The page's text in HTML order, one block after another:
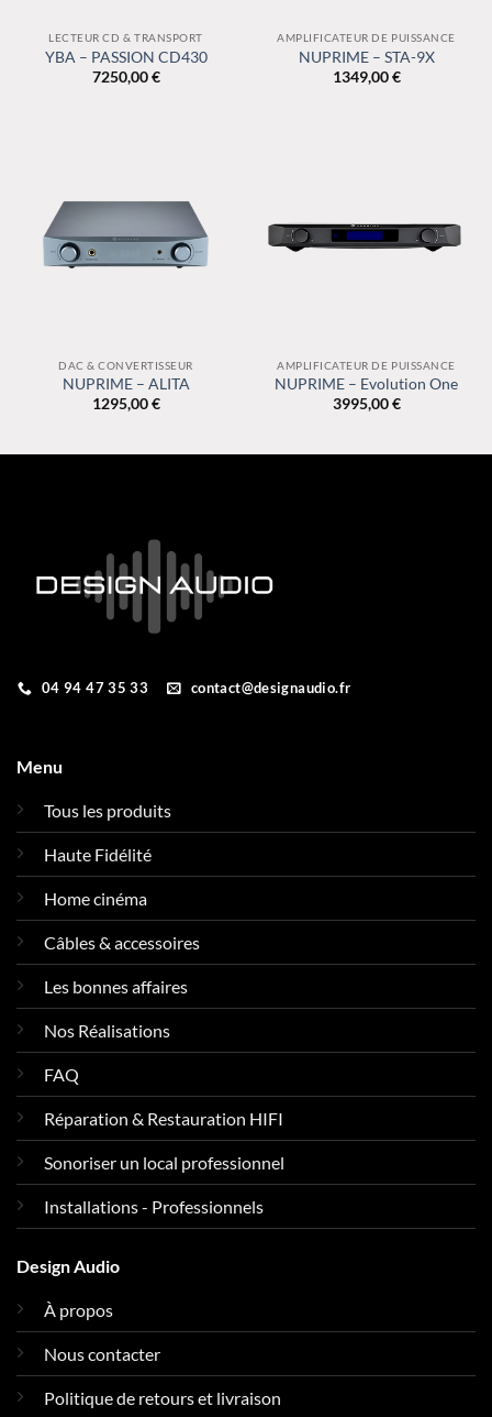
LECTEUR CD & TRANSPORT
YBA – PASSION CD430
7250,00€
AMPLIFICATEUR DE PUISSANCE
NUPRIME – STA-9X
1349,00€
DAC & CONVERTISSEUR
NUPRIME – ALITA
1295,00€
AMPLIFICATEUR DE PUISSANCE
NUPRIME – Evolution One
3995,00€
04 94 47 35 33 contact@designaudio.fr
Menu
Tous les produits
Haute Fidélité
Home cinéma
Câbles & accessoires
Les bonnes affaires
Nos Réalisations
FAQ
Réparation & Restauration HIFI
Sonoriser un local professionnel
Installations - Professionnels
Design Audio
À propos
Nous contacter
Politique de retours et livraison